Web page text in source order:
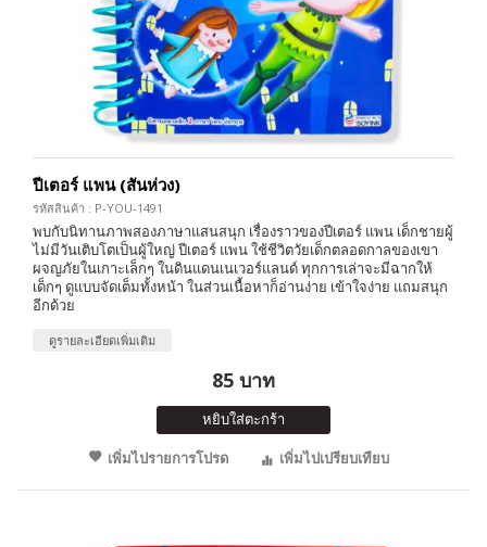
ปีเตอร์ แพน (สันห่วง)
รหัสสินค้า : P-YOU-1491
พบกับนิทานภาพสองภาษาแสนสนุก เรื่องราวของปีเตอร์ แพน เด็กชายผู้
ไม่มีวันเติบโตเป็นผู้ใหญ่ ปีเตอร์ แพน ใช้ชีวิตวัยเด็กตลอดกาลของเขา
ผจญภัยในเกาะเล็กๆ ในดินแดนเนเวอร์แลนด์ ทุกการเล่าจะมีฉากให้
เด็กๆ ดูแบบจัดเต็มทั้งหน้า ในส่วนเนื้อหาก็อ่านง่าย เข้าใจง่าย แถมสนุก
อีกด้วย
ดูรายละเอียดเพิ่มเติม
85 บาท
หยิบใส่ตะกร้า
เพิ่มไปรายการโปรด
เพิ่มไปเปรียบเทียบ